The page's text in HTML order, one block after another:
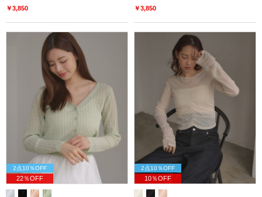
￥3,850 ￥3,850
2点10％OFF
22％OFF
2点10％OFF
10％OFF